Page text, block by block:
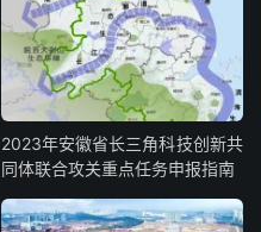
2023年安徽省长三角科技创新共
同体联合攻关重点任务申报指南